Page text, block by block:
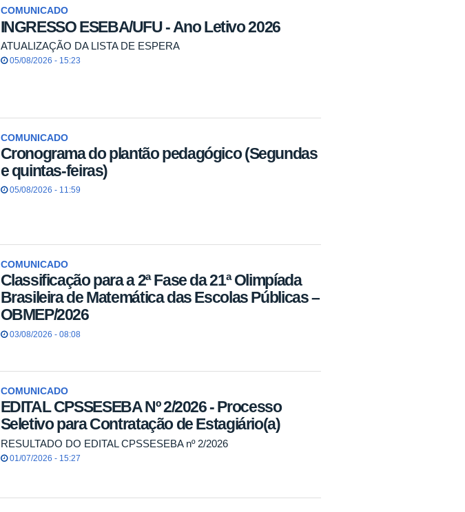
COMUNICADO
INGRESSO ESEBA/UFU - Ano Letivo 2026
ATUALIZAÇÃO DA LISTA DE ESPERA
05/08/2026 - 15:23
COMUNICADO
Cronograma do plantão pedagógico (Segundas
e quintas-feiras)
05/08/2026 - 11:59
COMUNICADO
Classificação para a 2ª Fase da 21ª Olimpíada
Brasileira de Matemática das Escolas Públicas –
OBMEP/2026
03/08/2026 - 08:08
COMUNICADO
EDITAL CPSSESEBA Nº 2/2026 - Processo
Seletivo para Contratação de Estagiário(a)
RESULTADO DO EDITAL CPSSESEBA nº 2/2026
01/07/2026 - 15:27